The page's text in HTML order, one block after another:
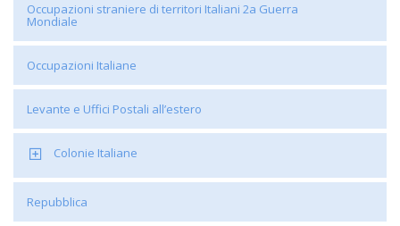
Occupazioni straniere di territori Italiani 2a Guerra
Mondiale
Occupazioni Italiane
Levante e Uffici Postali all’estero
Colonie Italiane
Repubblica